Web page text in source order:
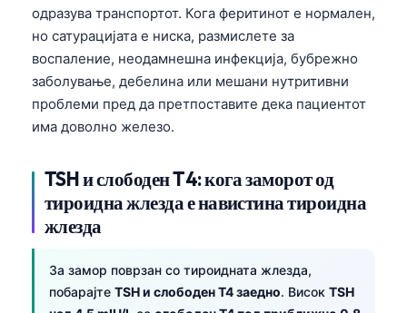
одразува транспортот. Кога феритинот е нормален,
но сатурацијата е ниска, размислете за
воспаление, неодамнешна инфекција, бубрежно
заболување, дебелина или мешани нутритивни
проблеми пред да претпоставите дека пациентот
има доволно железо.
TSH и слободен T4: кога заморот од
тироидна жлезда е навистина тироидна
жлезда
За замор поврзан со тироидната жлезда,
побарајте TSH и слободен T4 заедно. Висок TSH
Ślōnskŏ gŏdka